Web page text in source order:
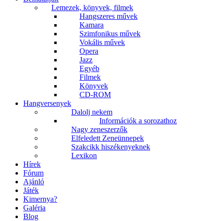
Lemezek, könyvek, filmek
Hangszeres művek
Kamara
Szimfonikus művek
Vokális művek
Opera
Jazz
Egyéb
Filmek
Könyvek
CD-ROM
Hangversenyek
Dalolj nekem
Információk a sorozathoz
Nagy zeneszerzők
Elfeledett Zeneünnepek
Szakcikk hiszékenyeknek
Lexikon
Hírek
Fórum
Ajánló
Játék
Kimernya?
Galéria
Blog